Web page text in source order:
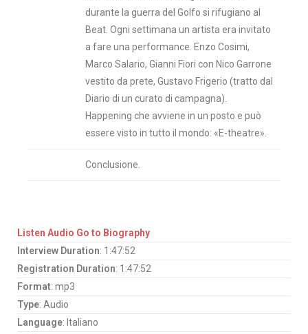
durante la guerra del Golfo si rifugiano al
Beat. Ogni settimana un artista era invitato
a fare una performance. Enzo Cosimi,
Marco Salario, Gianni Fiori con Nico Garrone
vestito da prete, Gustavo Frigerio (tratto dal
Diario di un curato di campagna).
Happening che avviene in un posto e può
essere visto in tutto il mondo: «E-theatre».
Conclusione.
Listen Audio Go to Biography
Interview Duration: 1:47:52
Registration Duration: 1:47:52
Format: mp3
Type: Audio
Language: Italiano